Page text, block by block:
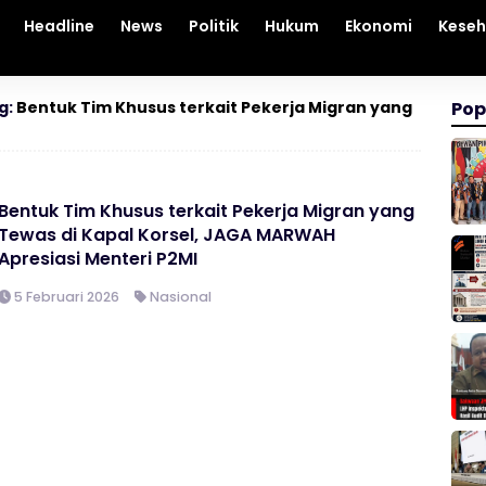
Headline News Politik Hukum Ekonomi
Bentuk Tim Khusus terkait Pekerja Migran yang
Tim Khusus terkait Pekerja Migran yang
di Kapal Korsel, JAGA MARWAH
Menteri P2MI
5 Februari 2026 Nasional